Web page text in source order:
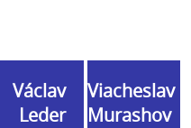
Václav
Leder
Viacheslav
Murashov